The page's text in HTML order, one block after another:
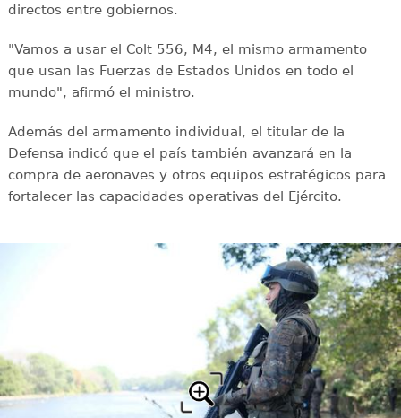
directos entre gobiernos.
"Vamos a usar el Colt 556, M4, el mismo armamento
que usan las Fuerzas de Estados Unidos en todo el
mundo", afirmó el ministro.
Además del armamento individual, el titular de la
Defensa indicó que el país también avanzará en la
compra de aeronaves y otros equipos estratégicos para
fortalecer las capacidades operativas del Ejército.